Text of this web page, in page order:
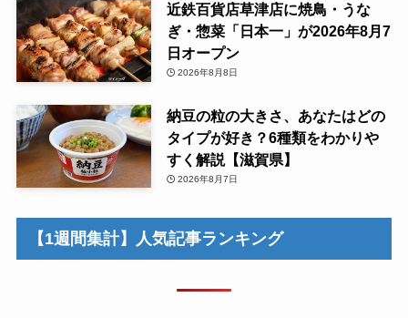
近鉄百貨店草津店に焼鳥・うな
ぎ・惣菜「日本一」が2026年8月7
日オープン
2026年8月8日
納豆の粒の大きさ、あなたはどの
タイプが好き？6種類をわかりや
すく解説【滋賀県】
2026年8月7日
【1週間集計】人気記事ランキング